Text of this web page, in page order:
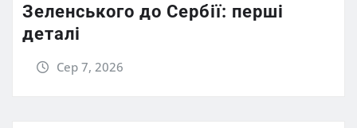
Зеленського до Сербії: перші
деталі
Сер 7, 2026